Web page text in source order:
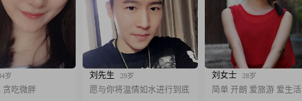
岁
贪吃微胖
刘先生 29岁
愿与你将温情如水进行到底
刘女士 28岁
简单 开朗 爱旅游 爱生活